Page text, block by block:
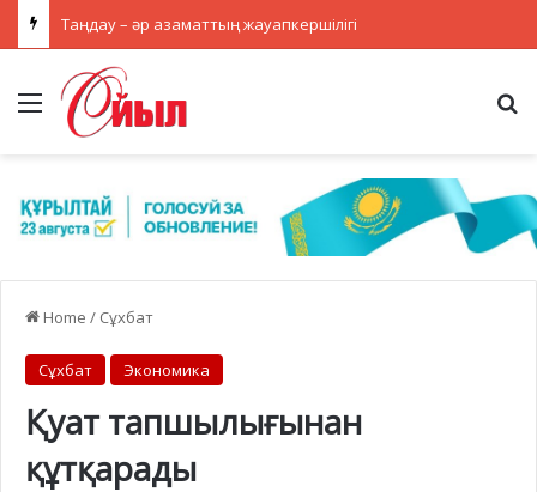
Таңдау – әр азаматтың жауапкершілігі
Menu
Home / Сұхбат
Сұхбат Экономика
Қуат тапшылығынан
құтқарады